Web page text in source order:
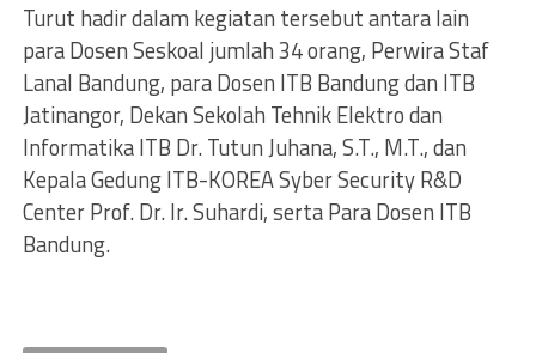
Turut hadir dalam kegiatan tersebut antara lain
para Dosen Seskoal jumlah 34 orang, Perwira Staf
Lanal Bandung, para Dosen ITB Bandung dan ITB
Jatinangor, Dekan Sekolah Tehnik Elektro dan
Informatika ITB Dr. Tutun Juhana, S.T., M.T., dan
Kepala Gedung ITB-KOREA Syber Security R&D
Center Prof. Dr. Ir. Suhardi, serta Para Dosen ITB
Bandung.